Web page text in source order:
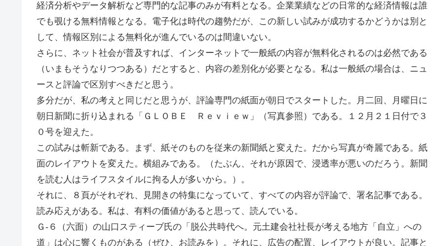
経済分析やデータ解析など専門的な記事のみが有料となる。企業業績などの日常的な経済情報は誰
でも覗ける無料情報となる。電子化は時代の趨勢だが、この新しい試みが成功するかどうかは別と
して、情報区別による無料化が進んでいるのは間違いない。
さらに、ネット社会が普及すれば、インターネットで一般紙の内容が無料化されるのは必然である
（いまもそうなりつつある）だとすると、内容の差別化が必要となる。私は一般紙の場合は、ニュ
ースと評論で区別すべきだと思う。
多分だが、私の考えと同じだと思うが、評論専門の紙面が朝日でスタートした。月二回、月曜日に
朝日新聞に折り込まれる「ＧＬＯＢＥ Ｒｅｖｉｅｗ」（写真参照）である。１２月２１日付で３
０号を迎えた。
この試みは斬新である。まず、紙そのものを従来の新聞紙と変えた。だから写真が奇麗である。紙
面のレイアウトを変えた。横組みである。（たぶん、それが原因で、浸透率が悪いのだろう。新聞
を読む人はライフスタイルに拘る人が多いから。）。
それに、８頁がそれぞれ、見開きの特集になっていて、すべての内容が評論で、署名記事である。
読み応えがある。私は、有料の価値があると思って、読んでいる。
Ｇ-６（六面）の山口スティーブ氏の「脱公共時代へ。元土建会社社長が考える地方「自立」への
道」は心に響くものがある（ぜひ、お読みを）。それに、広告の配置、レイアウトが良い。記事と